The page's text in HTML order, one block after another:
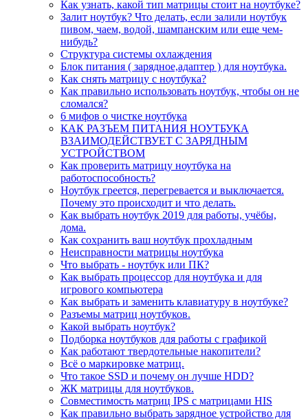
Как узнать, какой тип матрицы стоит на ноутбуке?
Залит ноутбук? Что делать, если залили ноутбук
пивом, чаем, водой, шампанским или еще чем-
нибудь?
Структура системы охлаждения
Блок питания ( зарядное,адаптер ) для ноутбука.
Как снять матрицу с ноутбука?
Как правильно использовать ноутбук, чтобы он не
сломался?
6 мифов о чистке ноутбука
КАК РАЗЪЕМ ПИТАНИЯ НОУТБУКА
ВЗАИМОДЕЙСТВУЕТ С ЗАРЯДНЫМ
УСТРОЙСТВОМ
Как проверить матрицу ноутбука на
работоспособность?
Ноутбук греется, перегревается и выключается.
Почему это происходит и что делать.
Как выбрать ноутбук 2019 для работы, учёбы,
дома.
Как сохранить ваш ноутбук прохладным
Неисправности матрицы ноутбука
Что выбрать - ноутбук или ПК?
Как выбрать процессор для ноутбука и для
игрового компьютера
Как выбрать и заменить клавиатуру в ноутбуке?
Разъемы матриц ноутбуков.
Какой выбрать ноутбук?
Подборка ноутбуков для работы с графикой
Как работают твердотельные накопители?
Всё о маркировке матриц.
Что такое SSD и почему он лучше HDD?
ЖК матрицы для ноутбуков.
Совместимость матриц IPS с матрицами HIS
Как правильно выбрать зарядное устройство для